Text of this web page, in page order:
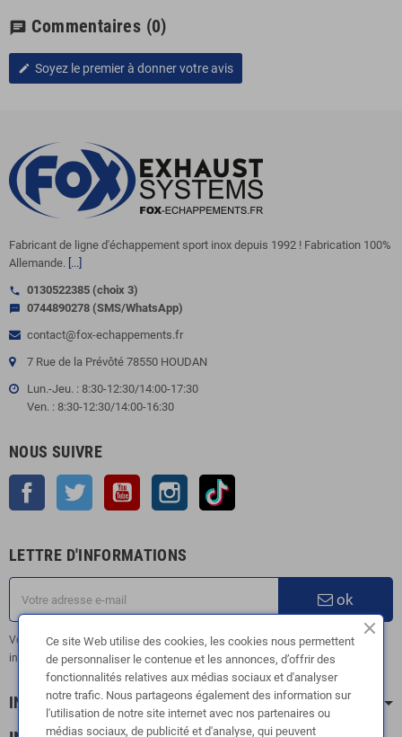
chat Commentaires (0)
edit Soyez le premier à donner votre avis
Fabricant de ligne d'échappement sport inox depuis 1992 ! Fabrication 100%
Allemande. [...]
call 0130522385 (choix 3)
sms
0744890278 (SMS/WhatsApp)
contact@fox-echappements.fr
7 Rue de la Prévôté 78550 HOUDAN
Lun.-Jeu. : 8:30-12:30/14:00-17:30
Ven. : 8:30-12:30/14:00-16:30
NOUS SUIVRE
Facebook Twitter YouTube Instagram
LETTRE D'INFORMATIONS
ok
Vous pouvez vous désinscrire à tout moment. Vous trouverez pour cela nos
informations de contact dans les conditions d'utilisation du site.
INFORMATION
Ce site Web utilise des cookies, les cookies nous permettent
de personnaliser le contenue et les annonces, d’offrir des
fonctionnalités relatives aux médias sociaux et d'analyser
notre trafic. Nous partageons également des information sur
l'utilisation de notre site internet avec nos partenaires ou
médias sociaux, de publicité et d'analyse, qui peuvent